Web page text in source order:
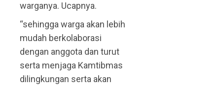
warganya. Ucapnya.
“sehingga warga akan lebih
mudah berkolaborasi
dengan anggota dan turut
serta menjaga Kamtibmas
dilingkungan serta akan